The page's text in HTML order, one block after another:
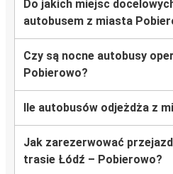
Do jakich miejsc
autobusem z miasta
Czy są nocne autobusy
Pobierowo?
Ile autobusów odjeżdża z
Jak zarezerwować
trasie Łódź – Pobierowo?